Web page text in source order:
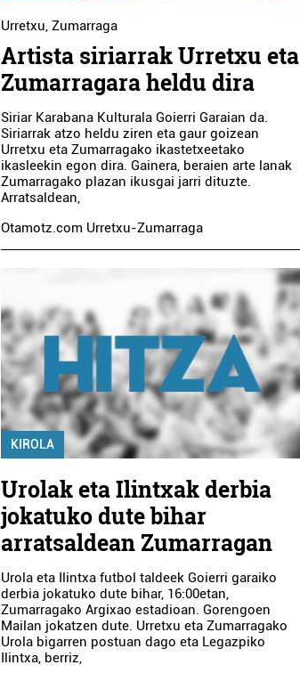
Urretxu,Zumarraga
Artista siriarrak Urretxu eta
Zumarragara heldu dira
Siriar Karabana Kulturala Goierri Garaian da.
Siriarrak atzo heldu ziren eta gaur goizean
Urretxu eta Zumarragako ikastetxeetako
ikasleekin egon dira. Gainera, beraien arte lanak
Zumarragako plazan ikusgai jarri dituzte.
Arratsaldean,
Otamotz.com Urretxu-Zumarraga
KIROLA
Urolak eta Ilintxak derbia
jokatuko dute bihar
arratsaldean Zumarragan
Urola eta Ilintxa futbol taldeek Goierri garaiko
derbia jokatuko dute bihar, 16:00etan,
Zumarragako Argixao estadioan. Gorengoen
Mailan jokatzen dute. Urretxu eta Zumarragako
Urola bigarren postuan dago eta Legazpiko
Ilintxa, berriz,